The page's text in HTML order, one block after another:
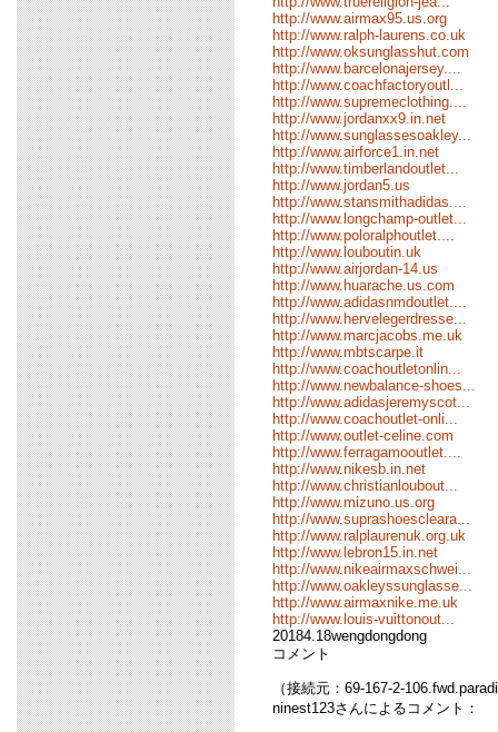
http://www.airmax95.us.org
http://www.ralph-laurens.co.uk
http://www.oksunglasshut.com
http://www.barcelonajersey....
http://www.coachfactoryoutl...
http://www.supremeclothing....
http://www.jordanxx9.in.net
http://www.sunglassesoakley...
http://www.airforce1.in.net
http://www.timberlandoutlet...
http://www.jordan5.us
http://www.stansmithadidas....
http://www.longchamp-outlet...
http://www.poloralphoutlet....
http://www.louboutin.uk
http://www.airjordan-14.us
http://www.huarache.us.com
http://www.adidasnmdoutlet....
http://www.hervelegerdresse...
http://www.marcjacobs.me.uk
http://www.mbtscarpe.it
http://www.coachoutletonlin...
http://www.newbalance-shoes...
http://www.adidasjeremyscot...
http://www.coachoutlet-onli...
http://www.outlet-celine.com
http://www.ferragamooutlet....
http://www.nikesb.in.net
http://www.christianloubout...
http://www.mizuno.us.org
http://www.suprashoescleara...
http://www.ralplaurenuk.org.uk
http://www.lebron15.in.net
http://www.nikeairmaxschwei...
http://www.oakleyssunglasse...
http://www.airmaxnike.me.uk
http://www.louis-vuittonout...
20184.18wengdongdong
コメント
（接続元：69-167-2-
ninest123さんによるコメント：